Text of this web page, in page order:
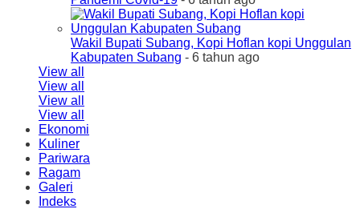
Wakil Bupati Subang, Kopi Hoflan kopi Unggulan
Kabupaten Subang - 6 tahun ago
View all
View all
View all
View all
Ekonomi
Kuliner
Pariwara
Ragam
Galeri
Indeks